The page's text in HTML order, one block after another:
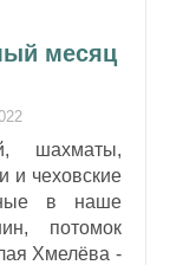
месяц
шахматы,
и чеховские
в наше
потомок
Хмелёва -